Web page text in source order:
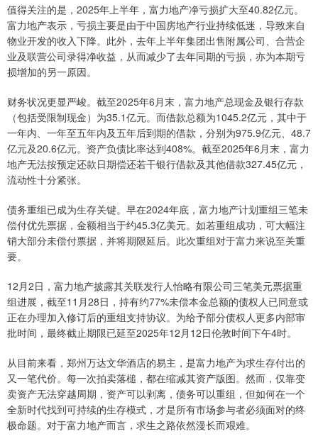
值得关注的是，2025年上半年，富力地产净亏损扩大至40.82亿元。
富力地产表示，亏损主要是由于中国房地产行业持续低迷，导致来自
物业开发的收入下降。此外，去年上半年集团出售附属公司、合营企
业及联营公司录得净收益，从而减少了去年同期的亏损，亦为本期亏
损增加的另一原因。
财务状况更显严峻。截至2025年6月末，富力地产总现金及银行存款
（包括受限制现金）为35.1亿元。而借款总额为1045.2亿元，其中于
一年内、一年至五年内及五年后到期的借款，分别为975.9亿元、48.7
亿元及20.6亿元。资产负债比率达到408%。截至2025年6月末，富力
地产无法按预定还款日期偿还若干银行借款及其他借款327.45亿元，
流动性十分紧张。
债务重组已成为生存关键。早在2024年底，富力地产计划重组三笔未
偿付优先票据，金额相当于约45.3亿美元。如若重组成功，可大幅注
销大部分未偿付票据，并将期限延后。此次重组对于富力来说至关重
要。
12月2日，富力地产披露其关联发行人怡略有限公司三笔美元票据重
组进展，截至11月28日，持有约77%未偿本金总额的债权人已同意或
正在办理加入修订后的重组支持协议。为给予部分债权人更多内部审
批时间，最终截止期限已延至2025年12月12日伦敦时间下午4时。
从目前来看，郑州万达文华酒店的易主，是富力地产为求生存付出的
又一笔代价。每一次拍卖落槌，都在缩减其资产版图。然而，仅靠变
卖资产无法穿越周期，资产可以剥离，债务可以重组，但如何在一个
全新时代找到可持续的生存模式，才是所有市场参与者必须面对的终
极命题。对于富力地产而言，求生之路依然漫长而艰难。